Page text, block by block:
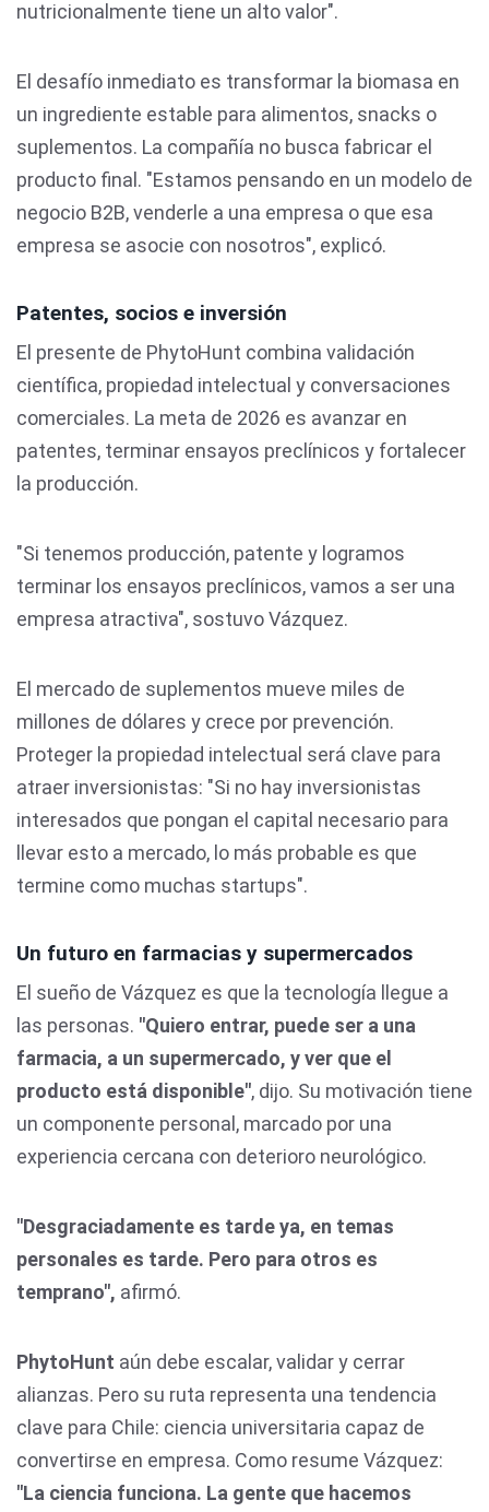
nutricionalmente tiene un alto valor".
El desafío inmediato es transformar la biomasa en
un ingrediente estable para alimentos, snacks o
suplementos. La compañía no busca fabricar el
producto final. "Estamos pensando en un modelo de
negocio B2B, venderle a una empresa o que esa
empresa se asocie con nosotros", explicó.
Patentes, socios e inversión
El presente de PhytoHunt combina validación
científica, propiedad intelectual y conversaciones
comerciales. La meta de 2026 es avanzar en
patentes, terminar ensayos preclínicos y fortalecer
la producción.
"Si tenemos producción, patente y logramos
terminar los ensayos preclínicos, vamos a ser una
empresa atractiva", sostuvo Vázquez.
El mercado de suplementos mueve miles de
millones de dólares y crece por prevención.
Proteger la propiedad intelectual será clave para
atraer inversionistas: "Si no hay inversionistas
interesados que pongan el capital necesario para
llevar esto a mercado, lo más probable es que
termine como muchas startups".
Un futuro en farmacias y supermercados
El sueño de Vázquez es que la tecnología llegue a
las personas. "Quiero entrar, puede ser a una
farmacia, a un supermercado, y ver que el
producto está disponible", dijo. Su motivación tiene
un componente personal, marcado por una
experiencia cercana con deterioro neurológico.
"Desgraciadamente es tarde ya, en temas
personales es tarde. Pero para otros es
temprano", afirmó.
PhytoHunt aún debe escalar, validar y cerrar
alianzas. Pero su ruta representa una tendencia
clave para Chile: ciencia universitaria capaz de
convertirse en empresa. Como resume Vázquez:
"La ciencia funciona. La gente que hacemos